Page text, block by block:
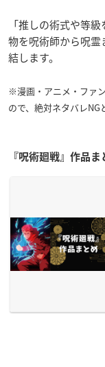
「推しの術式や等
物を呪術師から呪
結します。
※漫画・アニメ・ファ
ので、絶対ネタバレNG
『呪術廻戦』作品ま